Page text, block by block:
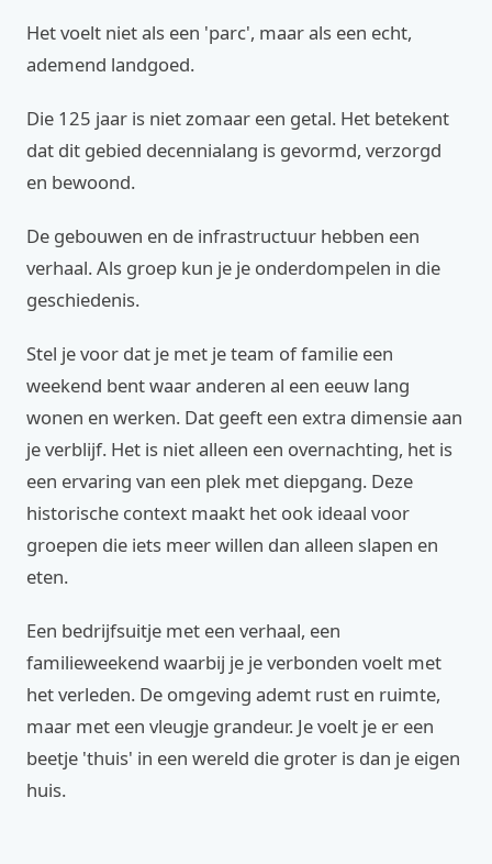
Het voelt niet als een 'parc', maar als een echt,
ademend landgoed.
Die 125 jaar is niet zomaar een getal. Het betekent
dat dit gebied decennialang is gevormd, verzorgd
en bewoond.
De gebouwen en de infrastructuur hebben een
verhaal. Als groep kun je je onderdompelen in die
geschiedenis.
Stel je voor dat je met je team of familie een
weekend bent waar anderen al een eeuw lang
wonen en werken. Dat geeft een extra dimensie aan
je verblijf. Het is niet alleen een overnachting, het is
een ervaring van een plek met diepgang. Deze
historische context maakt het ook ideaal voor
groepen die iets meer willen dan alleen slapen en
eten.
Een bedrijfsuitje met een verhaal, een
familieweekend waarbij je je verbonden voelt met
het verleden. De omgeving ademt rust en ruimte,
maar met een vleugje grandeur. Je voelt je er een
beetje 'thuis' in een wereld die groter is dan je eigen
huis.